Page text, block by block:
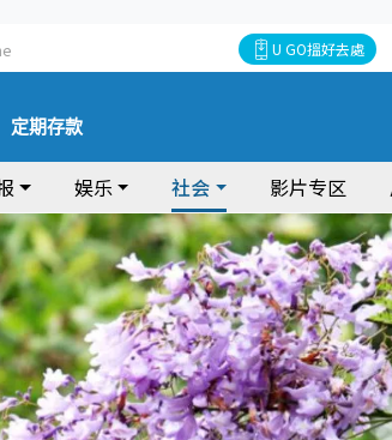
U GO搵好去處
定期存款
娱乐 社会 影片专区